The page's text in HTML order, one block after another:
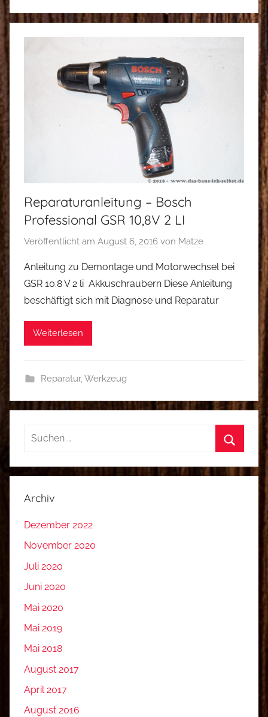
Reparaturanleitung – Bosch
Professional GSR 10,8V 2 LI
Veröffentlicht am August 6, 2016 von Matze
Anleitung zu Demontage und Motorwechsel bei
GSR 10.8 V 2 li Akkuschraubern Diese Anleitung
beschäftigt sich mit Diagnose und Reparatur
Weiterlesen
Reparatur,Werkzeug
Suchen
Archiv
Dezember 2022
November 2020
Juli 2020
Juni 2020
Mai 2020
Mai 2019
Mai 2018
August 2017
April 2017
August 2016